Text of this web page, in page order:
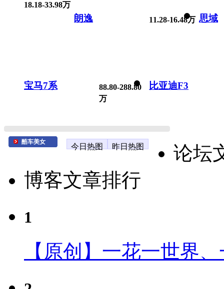
18.18-33.98万
朗逸 11.28-16.48万 思域
宝马7系
88.80-288.80
万
比亚迪F3
酷车美女
今日热图 昨日热图
论坛
博客文章排行
1
【原创】一花一世界